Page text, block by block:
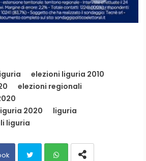
elezioni liguria 2010
elezioni regionali
2020
liguria
liguria